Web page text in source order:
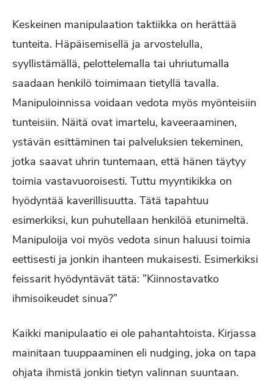
Keskeinen manipulaation taktiikka on herättää
tunteita. Häpäisemisellä ja arvostelulla,
syyllistämällä, pelottelemalla tai uhriutumalla
saadaan henkilö toimimaan tietyllä tavalla.
Manipuloinnissa voidaan vedota myös myönteisiin
tunteisiin. Näitä ovat imartelu, kaveeraaminen,
ystävän esittäminen tai palveluksien tekeminen,
jotka saavat uhrin tuntemaan, että hänen täytyy
toimia vastavuoroisesti. Tuttu myyntikikka on
hyödyntää kaverillisuutta. Tätä tapahtuu
esimerkiksi, kun puhutellaan henkilöä etunimeltä.
Manipuloija voi myös vedota sinun haluusi toimia
eettisesti ja jonkin ihanteen mukaisesti. Esimerkiksi
feissarit hyödyntävät tätä: ”Kiinnostavatko
ihmisoikeudet sinua?”
Kaikki manipulaatio ei ole pahantahtoista. Kirjassa
mainitaan tuuppaaminen eli nudging, joka on tapa
ohjata ihmistä jonkin tietyn valinnan suuntaan.